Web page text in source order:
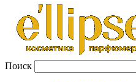
Поиск